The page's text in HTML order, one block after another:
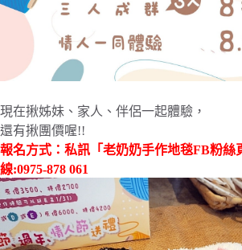
現在揪姊妹、家人、伴侶一起體驗，
還有揪團價喔!!
報名方式：私訊「老奶奶手作地毯FB粉絲
線:0975-878 061